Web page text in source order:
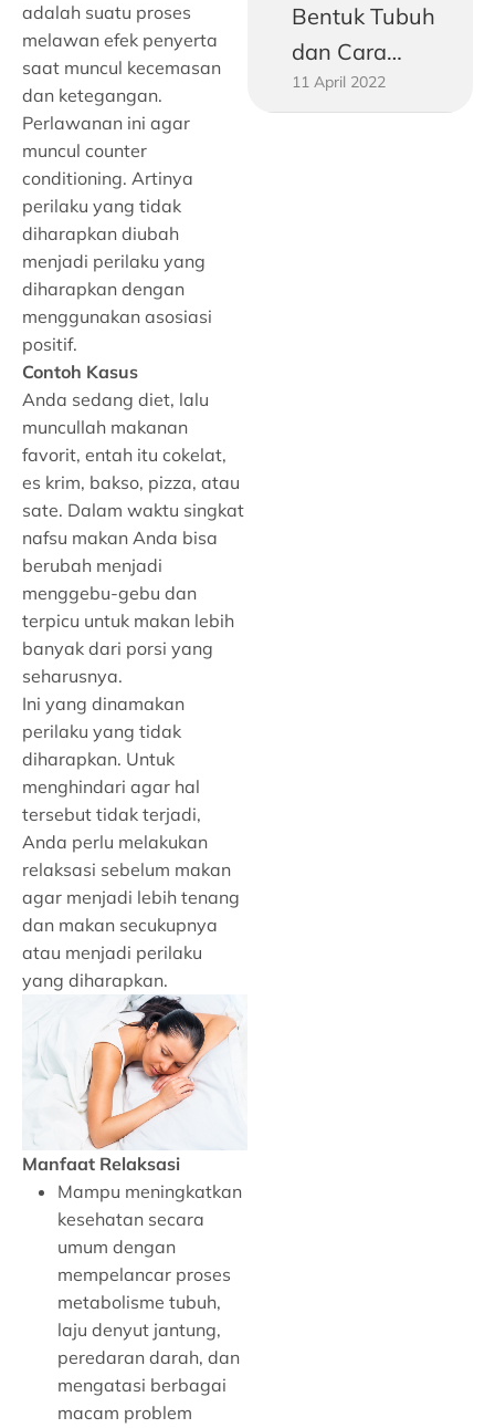
adalah suatu proses
melawan efek penyerta
saat muncul kecemasan
dan ketegangan.
Perlawanan ini agar
muncul counter
conditioning. Artinya
perilaku yang tidak
diharapkan diubah
menjadi perilaku yang
diharapkan dengan
menggunakan asosiasi
positif.
Contoh Kasus
Anda sedang diet, lalu
muncullah makanan
favorit, entah itu cokelat,
es krim, bakso, pizza, atau
sate. Dalam waktu singkat
nafsu makan Anda bisa
berubah menjadi
menggebu-gebu dan
terpicu untuk makan lebih
banyak dari porsi yang
seharusnya.
Ini yang dinamakan
perilaku yang tidak
diharapkan. Untuk
menghindari agar hal
tersebut tidak terjadi,
Anda perlu melakukan
relaksasi sebelum makan
agar menjadi lebih tenang
dan makan secukupnya
atau menjadi perilaku
yang diharapkan.
Manfaat Relaksasi
Mampu meningkatkan
kesehatan secara
umum dengan
mempelancar proses
metabolisme tubuh,
laju denyut jantung,
peredaran darah, dan
mengatasi berbagai
macam problem
Bentuk Tubuh
dan Cara
Mengukurnya!
11 April 2022